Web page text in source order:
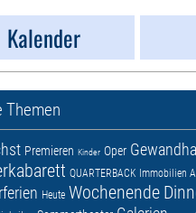
Kalender
Themen
Premieren Kinder Oper
QUARTERBACK Immobilien
Heute Wochenende